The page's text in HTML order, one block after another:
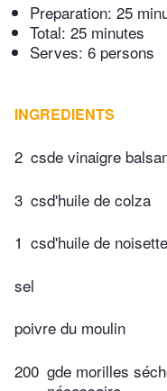
Preparation: 25
Total: 25 minutes
Serves: 6 persons
INGREDIENTS
2 csde vinaigre
3 csd'huile de colza
1 csd'huile de noisette
sel
poivre du moulin
200 gde morilles